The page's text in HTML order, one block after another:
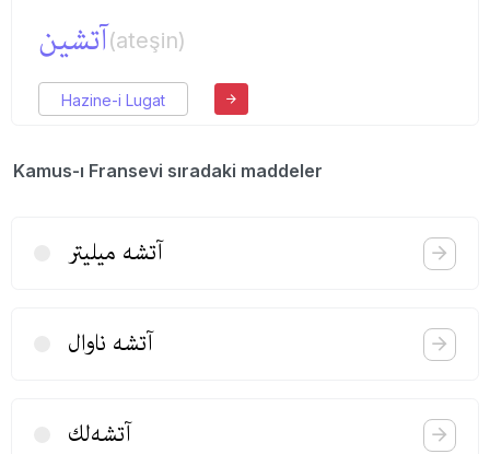
آتشین(ateşin)
Hazine-i Lugat
Kamus-ı Fransevi sıradaki maddeler
آتشه میلیتر
آتشه ناوال
آتشه‌لك